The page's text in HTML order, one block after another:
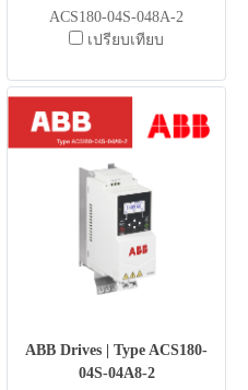
ACS180-04S-048A-2
เปรียบเทียบ
ABB Drives | Type ACS180-
04S-04A8-2